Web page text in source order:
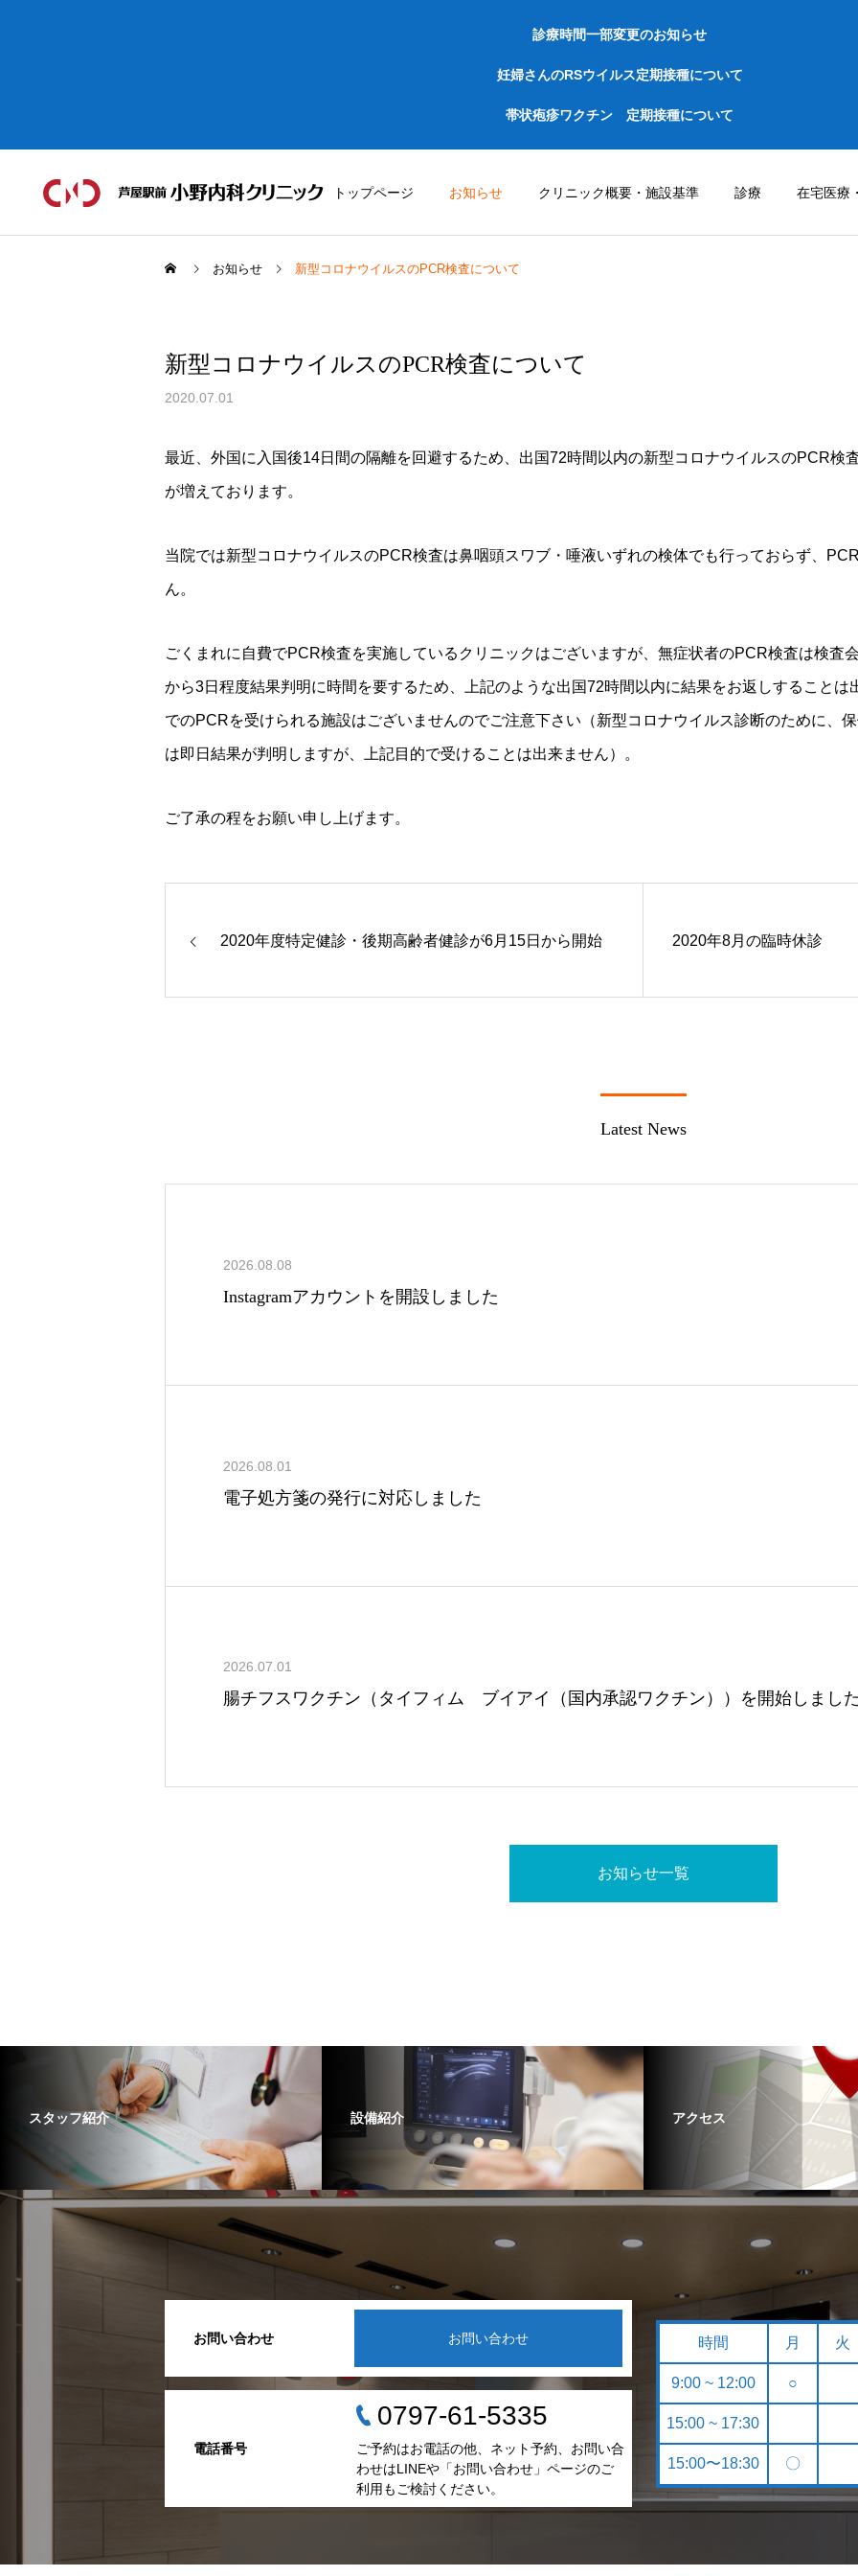
診療時間一部変更のお知らせ
妊婦さんのRSウイルス定期接種について
帯状疱疹ワクチン 定期接種について
トップページ お知らせ クリニック概要・施設基準 診療 在宅医療
お知らせ 新型コロナウイルスのPCR検査について
新型コロナウイルスのPCR検査について
2020.07.01
最近、外国に入国後14日間の隔離を回避するため、出国72時間以内の新型コロナウイルスのPCR検
が増えております。
当院では新型コロナウイルスのPCR検査は鼻咽頭スワブ・唾液いずれの検体でも行っておらず、
ん。
ごくまれに自費でPCR検査を実施しているクリニックはございますが、無症状者のPCR検査は検査
から3日程度結果判明に時間を要するため、上記のような出国72時間以内に結果をお返しすること
でのPCRを受けられる施設はございませんのでご注意下さい（新型コロナウイルス診断のために、
は即日結果が判明しますが、上記目的で受けることは出来ません）。
ご了承の程をお願い申し上げます。
2020年度特定健診・後期高齢者健診が6月15日から開始 2020年8月の臨時休診
Latest News
2026.08.08
Instagramアカウントを開設しました
2026.08.01
電子処方箋の発行に対応しました
2026.07.01
腸チフスワクチン（タイフィム ブイアイ（国内承認ワクチン））を開始しまし
お知らせ一覧
スタッフ紹介 設備紹介 アクセス
お問い合わせ お問い合わせ
電話番号
0797-61-5335
ご予約はお電話の他、ネット予約、お問い合
わせはLINEや「お問い合わせ」ページのご
利用もご検討ください。
時間 月 火
9:00 ~ 12:00 ○
15:00 ~ 17:30
15:00〜18:30 〇